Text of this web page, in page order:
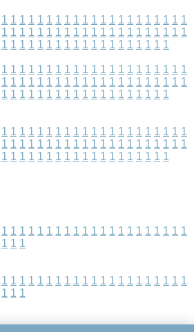
1 1 1 1 1 1 1 1 1 1 1 1 1 1 1 1 1 1 1 1 1
1 1 1 1 1 1 1 1 1 1 1 1 1 1 1 1 1 1 1 1 1
1 1 1 1 1 1 1 1 1 1 1 1 1 1 1 1 1 1 1
1 1 1 1 1 1 1 1 1 1 1 1 1 1 1 1 1 1 1 1 1
1 1 1 1 1 1 1 1 1 1 1 1 1 1 1 1 1 1 1 1 1
1 1 1 1 1 1 1 1 1 1 1 1 1 1 1 1 1 1 1
1 1 1 1 1 1 1 1 1 1 1 1 1 1 1 1 1 1 1 1 1
1 1 1 1 1 1 1 1 1 1 1 1 1 1 1 1 1 1 1 1 1
1 1 1 1 1 1 1 1 1 1 1 1 1 1 1 1 1 1 1
1 1 1 1 1 1 1 1 1 1 1 1 1 1 1 1 1 1 1 1 1
1 1 1
1 1 1 1 1 1 1 1 1 1 1 1 1 1 1 1 1 1 1 1 1
1 1 1